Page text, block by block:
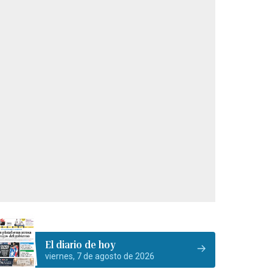
El diario de hoy
viernes, 7 de agosto de 2026